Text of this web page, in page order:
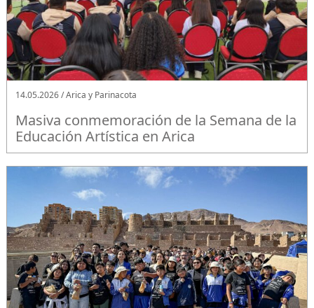
14.05.2026 / Arica y Parinacota
Masiva conmemoración de la Semana de la
Educación Artística en Arica